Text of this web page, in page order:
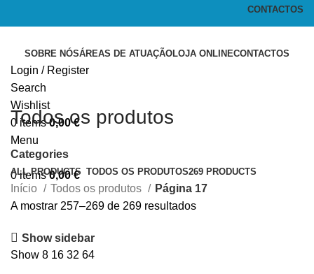
CONTACTOS
SOBRE NÓSÁREAS DE ATUAÇÃOLOJA ONLINECONTACTOS
Login / Register
Search
Wishlist
0 items 0,00€
Menu
0items 0,00€
Todos os produtos
Categories
ALL PRODUCTS TODOS OS PRODUTOS269 PRODUCTS
Início Todos os produtos
Página 17
A mostrar 257–269 de 269 resultados
Show sidebar
Show 8 16 32 64